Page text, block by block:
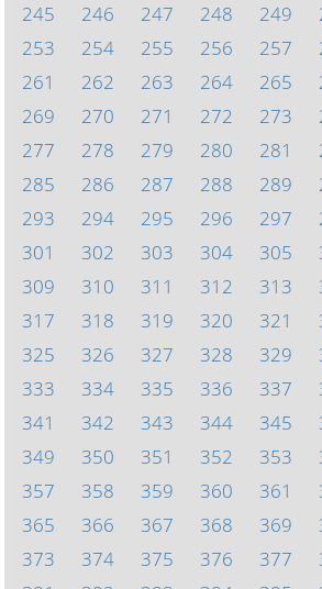
245
246 247 248 249
253
254 255 256 257
261
262 263 264 265
269
270 271 272 273
277
278 279 280 281
285
286 287 288 289
293
294 295 296 297
301
302 303 304 305
309
310 311 312 313
317
318 319 320 321
325
326 327 328 329
333
334 335 336 337
341
342 343 344 345
349
350 351 352 353
357
358 359 360 361
365
366 367 368 369
373
374 375 376 377